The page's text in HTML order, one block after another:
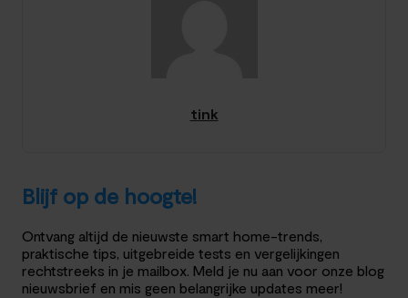
tink
Blijf op de hoogte!
Ontvang altijd de nieuwste smart home-trends,
praktische tips, uitgebreide tests en vergelijkingen
rechtstreeks in je mailbox. Meld je nu aan voor onze blog
nieuwsbrief en mis geen belangrijke updates meer!